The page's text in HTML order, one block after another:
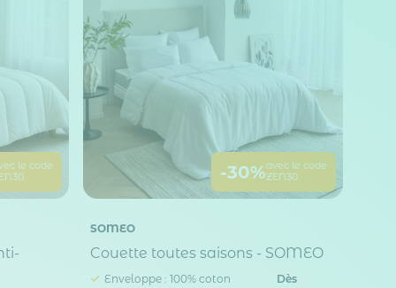
le code
-30%avec le code
ZEN30
SOMEO
Couette toutes saisons - SOMEO
Enveloppe : 100% coton
Dès